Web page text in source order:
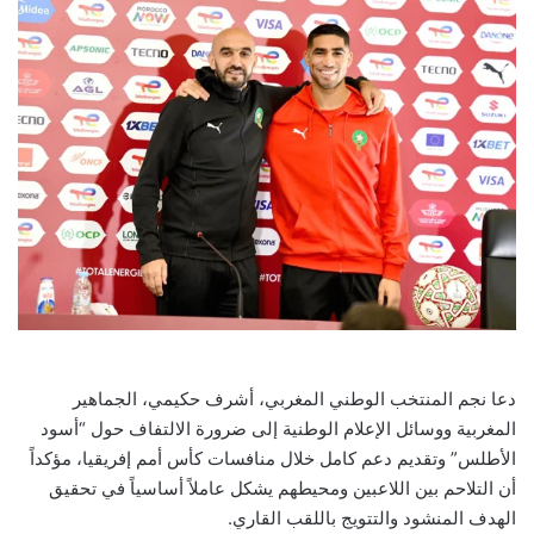
دعا نجم المنتخب الوطني المغربي، أشرف حكيمي، الجماهير
المغربية ووسائل الإعلام الوطنية إلى ضرورة الالتفاف حول “أسود
الأطلس” وتقديم دعم كامل خلال منافسات كأس أمم إفريقيا، مؤكداً
أن التلاحم بين اللاعبين ومحيطهم يشكل عاملاً أساسياً في تحقيق
الهدف المنشود والتتويج باللقب القاري.